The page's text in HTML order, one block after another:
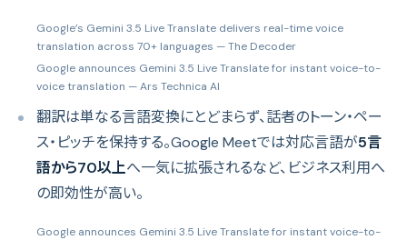
Google’s Gemini 3.5 Live Translate delivers real-time voice
translation across 70+ languages — The Decoder
Google announces Gemini 3.5 Live Translate for instant voice-to-
voice translation — Ars Technica AI
翻訳は単なる言語変換にとどまらず、話者のトーン・ペー
ス・ピッチを保持する。Google Meetでは対応言語が5言
語から70以上へ一気に拡張されるなど、ビジネス利用へ
の即効性が高い。
Google announces Gemini 3.5 Live Translate for instant voice-to-